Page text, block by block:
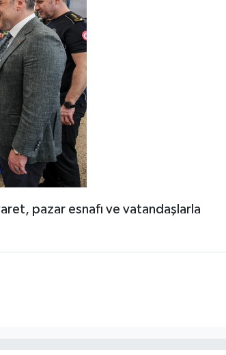
pazar esnafı ve vatandaşlarla